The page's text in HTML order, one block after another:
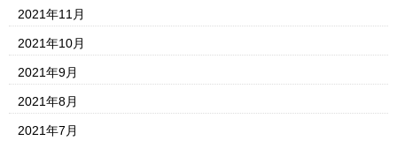
2021年11月
2021年10月
2021年9月
2021年8月
2021年7月